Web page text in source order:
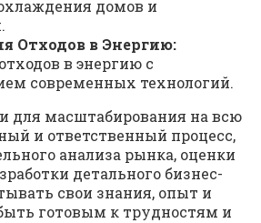
домов и
Отходов в Энергию:
в энергию с
современных технологий.
для масштабирования на всю
и ответственный процесс,
анализа рынка, оценки
детального бизнес-
свои знания, опыт и
готовым к трудностям и